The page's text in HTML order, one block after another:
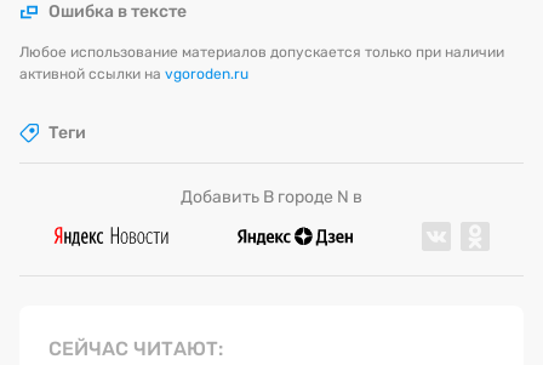
Ошибка в тексте
Любое использование материалов допускается только при наличии
активной ссылки на vgoroden.ru
Теги
Добавить В городе N в
СЕЙЧАС ЧИТАЮТ